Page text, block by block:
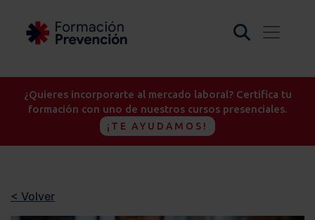
¿Quieres incorporarte al mercado laboral? Certifica tu
formación con uno de nuestros cursos presenciales.
¡TE AYUDAMOS!
< Volver